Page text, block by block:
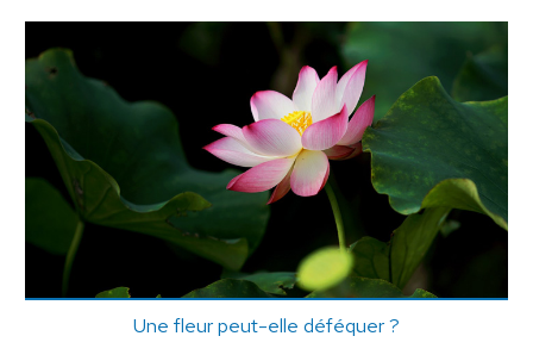
Une fleur peut-elle déféquer ?